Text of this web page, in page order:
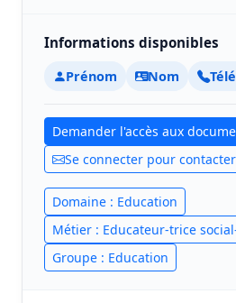
Informations disponibles
Prénom Nom
Demander l'accès aux
Se connecter pour contacter
Domaine : Education
Métier : Educateur-trice
Groupe : Education